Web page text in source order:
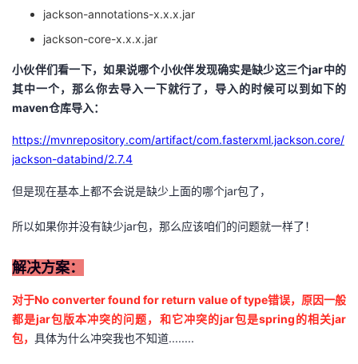
jackson-annotations-x.x.x.jar
jackson-core-x.x.x.jar
小伙伴们看一下，如果说哪个小伙伴发现确实是缺少这三个jar中的
其中一个，那么你去导入一下就行了，导入的时候可以到如下的
maven仓库导入：
https://mvnrepository.com/artifact/com.fasterxml.jackson.core/
jackson-databind/2.7.4
但是现在基本上都不会说是缺少上面的哪个jar包了，
所以如果你并没有缺少jar包，那么应该咱们的问题就一样了！
解决方案：
对于No converter found for return value of type错误，原因一般
都是jar包版本冲突的问题，和它冲突的jar包是spring的相关jar
包， 具体为什么冲突我也不知道........